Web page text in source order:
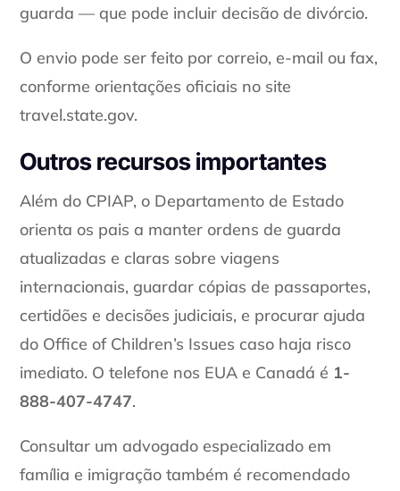
guarda — que pode incluir decisão de divórcio.
O envio pode ser feito por correio, e-mail ou fax,
conforme orientações oficiais no site
travel.state.gov.
Outros recursos importantes
Além do CPIAP, o Departamento de Estado
orienta os pais a manter ordens de guarda
atualizadas e claras sobre viagens
internacionais, guardar cópias de passaportes,
certidões e decisões judiciais, e procurar ajuda
do Office of Children’s Issues caso haja risco
imediato. O telefone nos EUA e Canadá é 1-
888-407-4747.
Consultar um advogado especializado em
família e imigração também é recomendado